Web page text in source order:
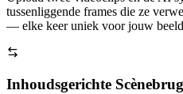
tussenliggende frames die ze
— elke keer uniek voor jouw
Inhoudsgerichte Scènebrug